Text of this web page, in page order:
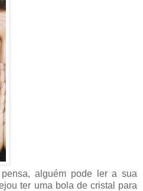
alguém pode ler a sua
ter uma bola de cristal para